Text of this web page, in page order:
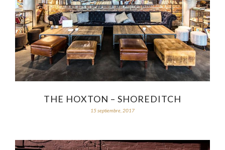
THE HOXTON – SHOREDITCH
15 septiembre, 2017